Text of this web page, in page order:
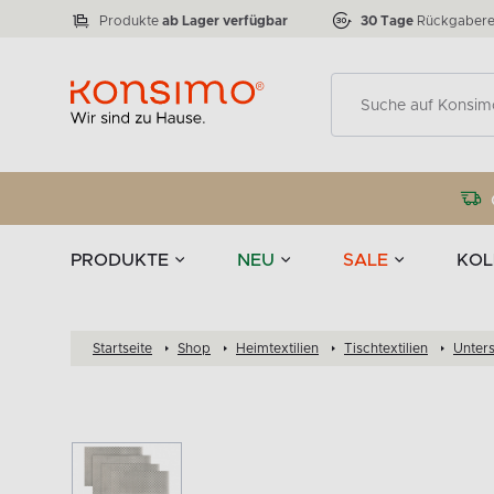
Produkte ab Lager verfügbar 30 Tage
PRODUKTE NEU SALE
Tischgeschirr
zu 50 %
VICTO Anzahl der Produkte:77
ELEGANT Anzahl der Produkte:888
Startseite Shop Heimtextilien Tischtextilien